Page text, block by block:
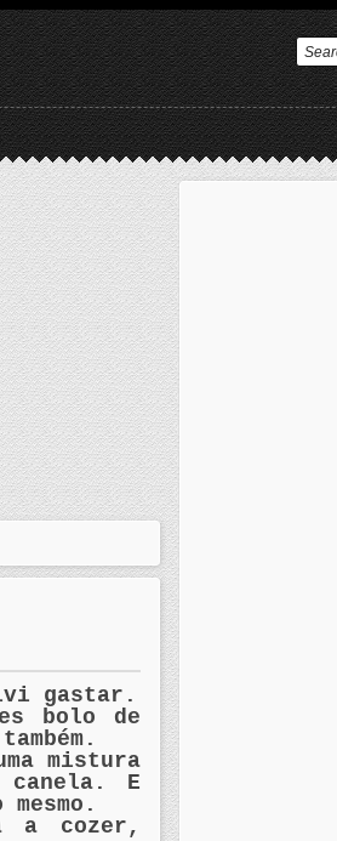
gastar.
bolo de
mistura
E
a cozer,